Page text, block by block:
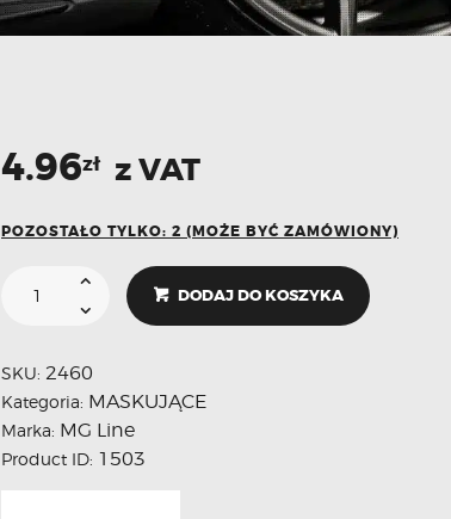
4.96zł z VAT
POZOSTAŁO TYLKO: 2 (MOŻE BYĆ ZAMÓWIONY)
DODAJ DO KOSZYKA
SKU: 2460
Kategoria: MASKUJĄCE
Marka: MG Line
Product ID: 1503